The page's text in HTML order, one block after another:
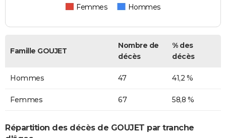
Femmes Hommes
Famille GOUJET
Nombre de
décès
% des
décès
Hommes 47 41,2 %
Femmes 67 58,8 %
Répartition des décès de GOUJET par tranche